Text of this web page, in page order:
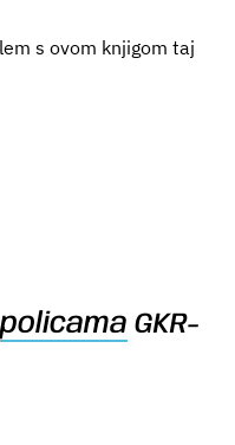
s ovom knjigom taj
policama GKR-